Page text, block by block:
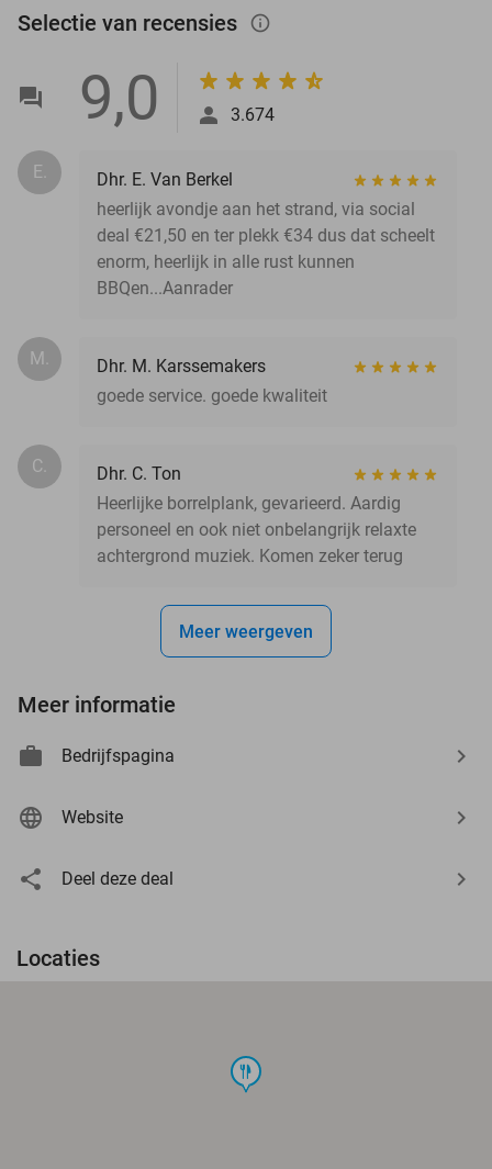
Selectie van recensies info_outlined
9,0 3.674
E.
Dhr. E. Van Berkel
heerlijk avondje aan het strand, via social
deal €21,50 en ter plekk €34 dus dat scheelt
enorm, heerlijk in alle rust kunnen
BBQen...Aanrader
M.
Dhr. M. Karssemakers
goede service. goede kwaliteit
C.
Dhr. C. Ton
Heerlijke borrelplank, gevarieerd. Aardig
personeel en ook niet onbelangrijk relaxte
achtergrond muziek. Komen zeker terug
Meer weergeven
Meer informatie
Bedrijfspagina
Website
Deel deze deal
Locaties
food